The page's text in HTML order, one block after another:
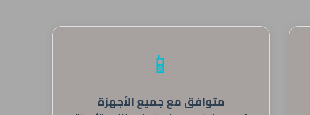
📱
متوافق مع جميع الأجهزة